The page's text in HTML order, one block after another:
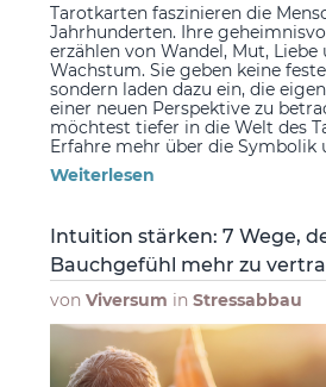
Tarotkarten faszinieren die
Jahrhunderten. Ihre
erzählen von Wandel, Mut,
Wachstum. Sie geben keine
sondern laden dazu ein, die
einer neuen Perspektive zu
möchtest tiefer in die Welt des
Erfahre mehr über die Symbolik
Weiterlesen
Intuition stärken: 7 Wege,
Bauchgefühl mehr zu
von Viversum in Stressabbau